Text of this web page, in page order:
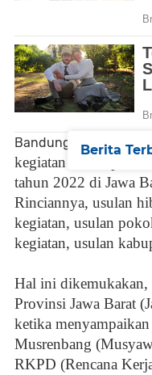
kegiatan dalam
tahun 2022 di Jawa
Rinciannya, usulan
kegiatan, usulan
kegiatan, usulan
Hal ini dikemukakan,
Provinsi Jawa Barat
ketika
Musrenbang
RKPD (Rencana
Berita